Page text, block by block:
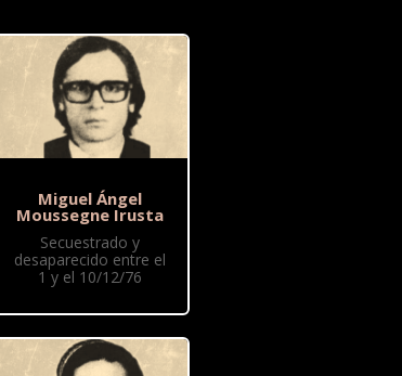
Miguel Ángel
Moussegne Irusta
Secuestrado y
desaparecido entre el
1 y el 10/12/76